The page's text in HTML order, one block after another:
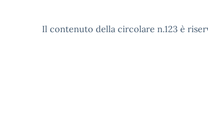
Il contenuto della circolare n.123 è